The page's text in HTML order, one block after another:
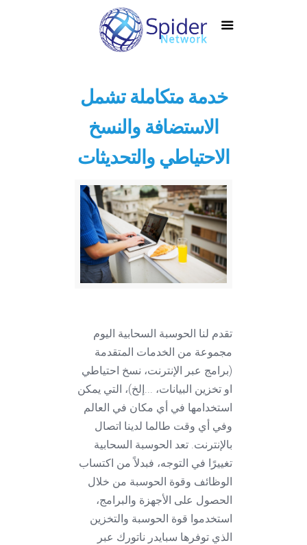
خدمة متكاملة تشمل
الاستضافة والنسخ
الاحتياطي والتحديثات
تقدم لنا الحوسبة السحابية اليوم
مجموعة من الخدمات المتقدمة
(برامج عبر الإنترنت، نسخ احتياطي
او تخزين البيانات، ...إلخ)، التي يمكن
استخدامها في أي مكان في العالم
وفي أي وقت طالما لدينا اتصال
بالإنترنت. تعد الحوسبة السحابية
تغييرًا في التوجه، فبدلاً من اكتساب
الوظائف وقوة الحوسبة من خلال
الحصول على الأجهزة والبرامج،
استخدموا قوة الحوسبة والتخزين
الذي توفرها سبايدر ناتورك عبر